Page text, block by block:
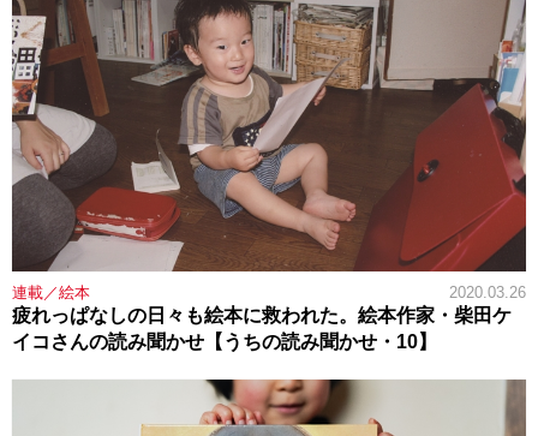
連載／絵本 2020.03.26
疲れっぱなしの日々も絵本に救われた。絵本作家・柴田ケ
イコさんの読み聞かせ【うちの読み聞かせ・10】